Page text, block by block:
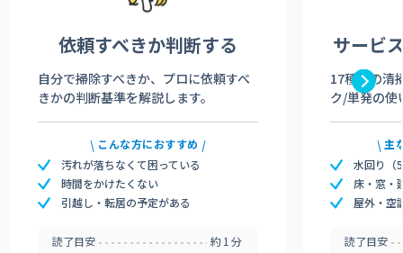
依頼すべきか判断する
自分で掃除すべきか、プロに依頼すべ
きかの判断基準を解説します。
こんな方におすすめ
汚れが落ちなくて困っている
時間をかけたくない
引越し・転居の予定がある
読了目安 約1分
サービ
17種類の清
ク/単発の使
主
水回り（
床・窓・
屋外・空
読了目安